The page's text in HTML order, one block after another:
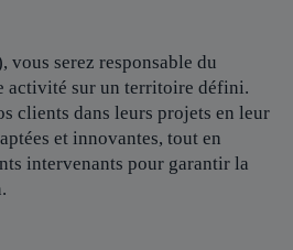
vous serez responsable du
activité sur un territoire défini.
clients dans leurs projets en leur
et innovantes, tout en
intervenants pour garantir la